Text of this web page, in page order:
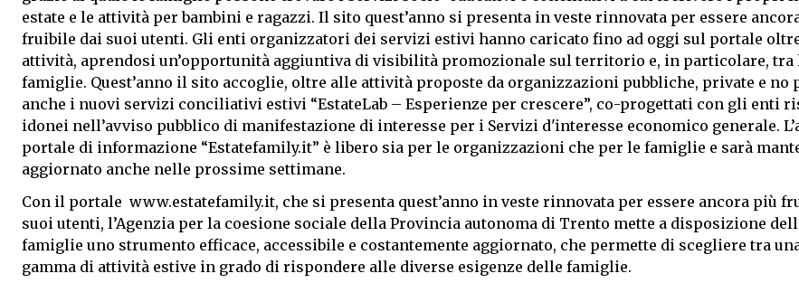
estate e le attività per bambini e ragazzi. Il sito quest’anno si presenta in veste rinnovata per essere
fruibile dai suoi utenti. Gli enti organizzatori dei servizi estivi hanno caricato fino ad oggi sul portale
attività, aprendosi un’opportunità aggiuntiva di visibilità promozionale sul territorio e, in particolare, tra
famiglie. Quest’anno il sito accoglie, oltre alle attività proposte da organizzazioni pubbliche, private e no
anche i nuovi servizi conciliativi estivi “EstateLab – Esperienze per crescere”, co-progettati con gli enti
idonei nell’avviso pubblico di manifestazione di interesse per i Servizi d'interesse economico generale.
portale di informazione “Estatefamily.it” è libero sia per le organizzazioni che per le famiglie e sarà
aggiornato anche nelle prossime settimane.
Con il portale www.estatefamily.it, che si presenta quest’anno in veste rinnovata per essere ancora più
suoi utenti, l’Agenzia per la coesione sociale della Provincia autonoma di Trento mette a disposizione
famiglie uno strumento efficace, accessibile e costantemente aggiornato, che permette di scegliere tra
gamma di attività estive in grado di rispondere alle diverse esigenze delle famiglie.